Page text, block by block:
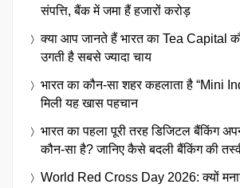
संपत्ति, बैंक में जमा हैं हजारों करोड़
क्या आप जानते हैं भारत का Tea Capital
उगती है सबसे ज्यादा चाय
भारत का कौन-सा शहर कहलाता है “Mini
मिली यह खास पहचान
भारत का पहला पूरी तरह डिजिटल बैंकिंग
कौन-सा है? जानिए कैसे बदली बैंकिंग की
World Red Cross Day 2026: क्यों